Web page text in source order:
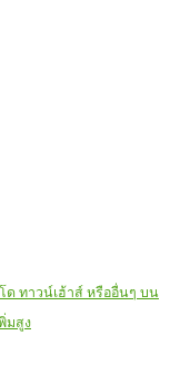
ทาวน์เฮ้าส์ หรืออื่นๆ บน
มสูง